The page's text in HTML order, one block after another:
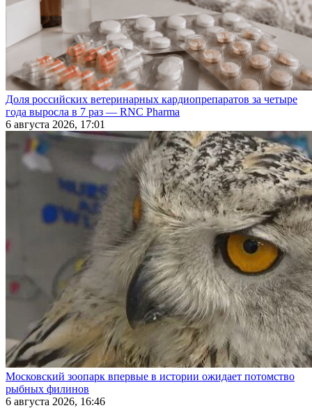
Доля российских ветеринарных кардиопрепаратов за четыре
года выросла в 7 раз — RNC Pharma
6 августа 2026, 17:01
Московский зоопарк впервые в истории ожидает потомство
рыбных филинов
6 августа 2026, 16:46